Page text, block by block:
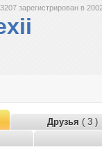
зарегистрирован в
Друзья ( 3 )